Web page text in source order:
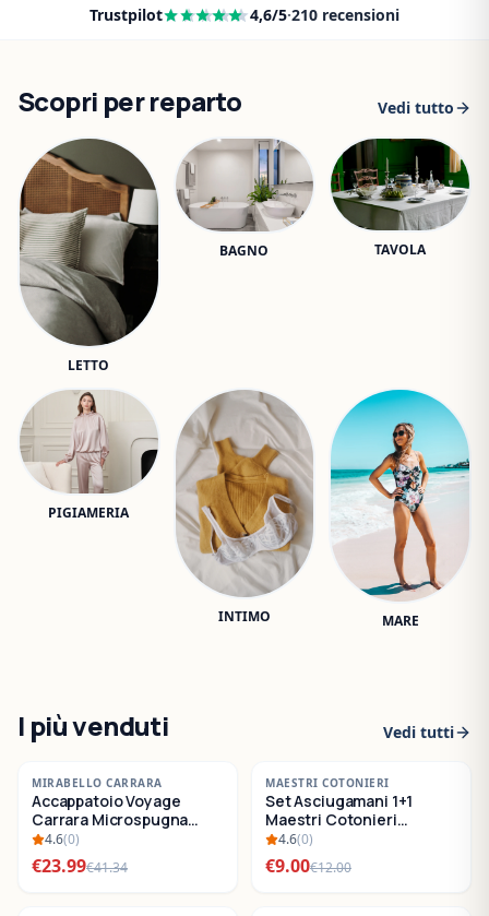
Trustpilot 4,6/5·210 recensioni
Scopri per reparto Vedi tutto
LETTO
BAGNO TAVOLA
PIGIAMERIA
INTIMO MARE
I più venduti Vedi tutti
-42%
SALDI
MIRABELLO CARRARA
Accappatoio Voyage
Carrara Microspugna
Cotone
4.6(0)
€23.99€41.34
-25%
SALDI
MAESTRI COTONIERI
Set Asciugamani 1+1
Maestri Cotonieri
Eternity Spugna di
Cotone
4.6(0)
€9.00€12.00